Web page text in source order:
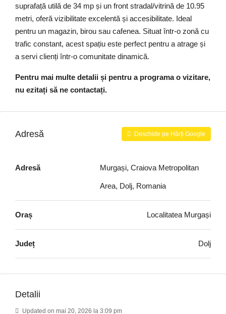
suprafață utilă de 34 mp și un front stradal/vitrină de 10.95
metri, oferă vizibilitate excelentă și accesibilitate. Ideal
pentru un magazin, birou sau cafenea. Situat într-o zonă cu
trafic constant, acest spațiu este perfect pentru a atrage și
a servi clienți într-o comunitate dinamică.
Pentru mai multe detalii și pentru a programa o vizitare,
nu ezitați să ne contactați.
Adresă Deschide pe Hărți Google
Adresă Murgași, Craiova Metropolitan
Area, Dolj, Romania
Oraș Localitatea Murgași
Județ Dolj
Detalii
Updated on mai 20, 2026 la 3:09 pm